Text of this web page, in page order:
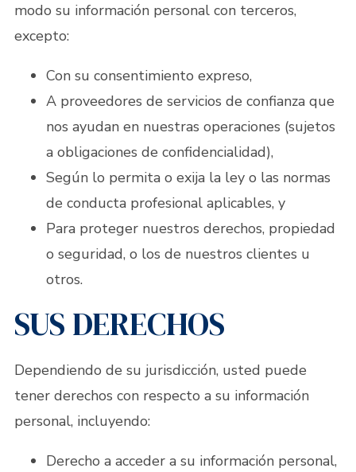
modo su información personal con terceros,
excepto:
Con su consentimiento expreso,
A proveedores de servicios de confianza que
nos ayudan en nuestras operaciones (sujetos
a obligaciones de confidencialidad),
Según lo permita o exija la ley o las normas
de conducta profesional aplicables, y
Para proteger nuestros derechos, propiedad
o seguridad, o los de nuestros clientes u
otros.
SUS DERECHOS
Dependiendo de su jurisdicción, usted puede
tener derechos con respecto a su información
personal, incluyendo:
Derecho a acceder a su información personal,